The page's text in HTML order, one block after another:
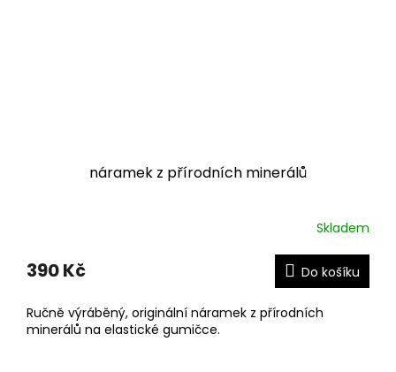
náramek z přírodních minerálů
Skladem
390 Kč Do košíku
Ručně výráběný, originální náramek z přírodních
minerálů na elastické gumičce.